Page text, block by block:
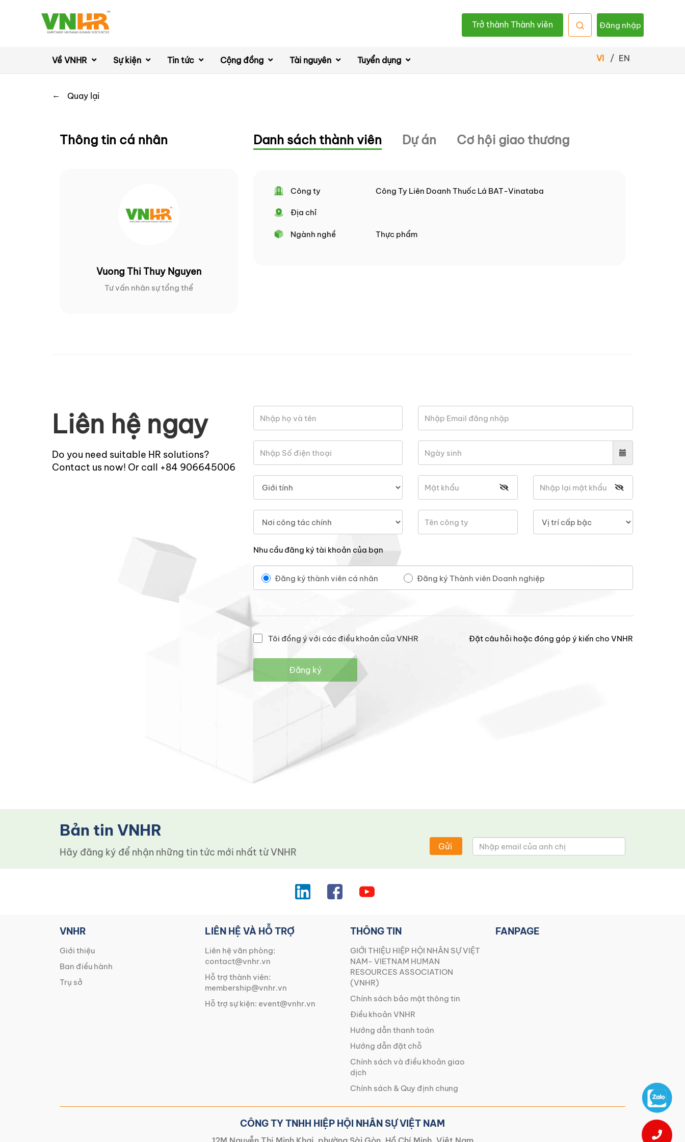
Trở thành Thành viên Đăng nhập
Về VNHR Sự kiện Tin tức Cộng đồng Tài nguyên Tuyển dụng VI / EN
← Quay lại
Thông tin cá nhân
Vuong Thi Thuy Nguyen
Tư vấn nhân sự tổng thể
Danh sách thành viên Dự án Cơ hội giao thương
Công ty Công Ty Liên Doanh Thuốc Lá BAT-Vinataba
Địa chỉ
Ngành nghề Thực phẩm
Liên hệ ngay
Do you need suitable HR solutions?
Contact us now! Or call +84 906645006
Nhu cầu đăng ký tài khoản của bạn
Đăng ký thành viên cá nhân Đăng ký Thành viên Doanh nghiệp
Tôi đồng ý với các điều khoản của VNHR Đặt câu hỏi hoặc đóng góp ý kiến cho VNHR
Đăng ký
Bản tin VNHR
Hãy đăng ký để nhận những tin tức mới nhất từ ​​VNHR Gửi
VNHR
Giới thiệu
Ban điều hành
Trụ sở
LIÊN HỆ VÀ HỖ TRỢ
Liên hệ văn phòng:
contact@vnhr.vn
Hỗ trợ thành viên:
membership@vnhr.vn
Hỗ trợ sự kiện: event@vnhr.vn
THÔNG TIN
GIỚI THIỆU HIỆP HỘI NHÂN SỰ VIỆT
NAM- VIETNAM HUMAN
RESOURCES ASSOCIATION
(VNHR)
Chính sách bảo mật thông tin
Điều khoản VNHR
Hướng dẫn thanh toán
Hướng dẫn đặt chỗ
Chính sách và điều khoản giao
dịch
Chính sách & Quy định chung
FANPAGE
CÔNG TY TNHH HIỆP HỘI NHÂN SỰ VIỆT NAM